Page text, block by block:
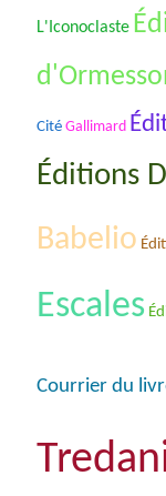
L'Iconoclaste
Cité Gallimard
Éditions
Babelio
Escales
Courrier du